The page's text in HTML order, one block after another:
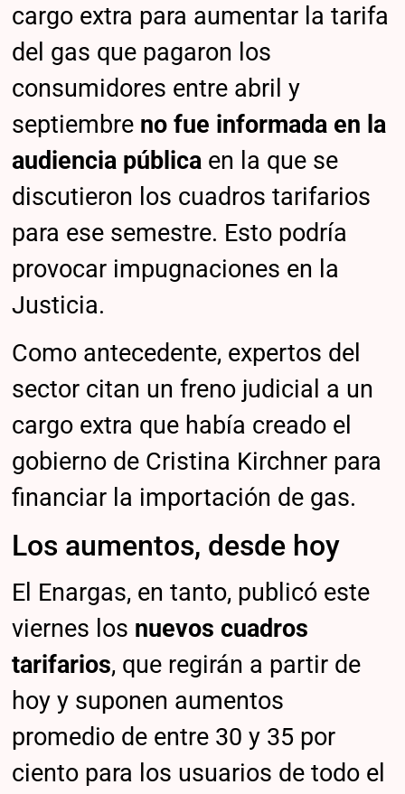
cargo extra para aumentar la tarifa
del gas que pagaron los
consumidores entre abril y
septiembre no fue informada en la
audiencia pública en la que se
discutieron los cuadros tarifarios
para ese semestre. Esto podría
provocar impugnaciones en la
Justicia.
Como antecedente, expertos del
sector citan un freno judicial a un
cargo extra que había creado el
gobierno de Cristina Kirchner para
financiar la importación de gas.
Los aumentos, desde hoy
El Enargas, en tanto, publicó este
viernes los nuevos cuadros
tarifarios, que regirán a partir de
hoy y suponen aumentos
promedio de entre 30 y 35 por
ciento para los usuarios de todo el